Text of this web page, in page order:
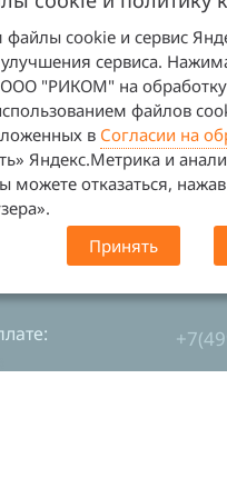
Сайт не является
cookie и сервис
сервиса.
ООО "РИКОМ" на
файлов
в Согласии на
Яндекс.Метрика и
можете отказаться,
Принять